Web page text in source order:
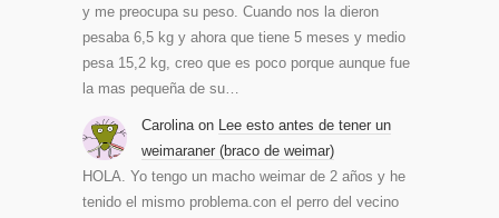
y me preocupa su peso. Cuando nos la dieron
pesaba 6,5 kg y ahora que tiene 5 meses y medio
pesa 15,2 kg, creo que es poco porque aunque fue
la mas pequeña de su…
Carolina on Lee esto antes de tener un
weimaraner (braco de weimar)
HOLA. Yo tengo un macho weimar de 2 años y he
tenido el mismo problema.con el perro del vecino